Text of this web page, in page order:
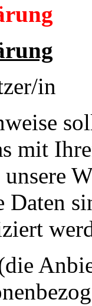
in
mit
Daten